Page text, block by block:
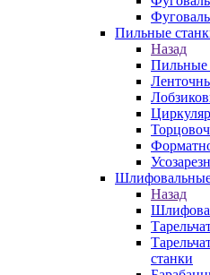
Пильные
Назад
Пильные
Шлифовальные
Назад
станки